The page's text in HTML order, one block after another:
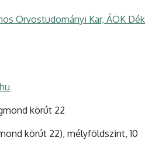
Orvostudományi Kar, ÁOK
körút 22
körút 22), mélyföldszint, 10